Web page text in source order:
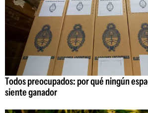
Todos preocupados: por qué ningún
siente ganador